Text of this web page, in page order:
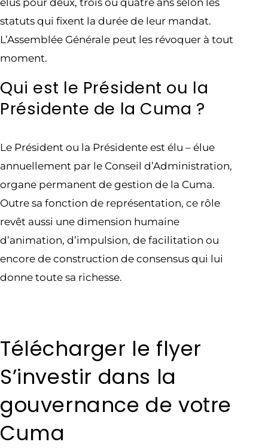
statuts qui fixent la durée de leur mandat.
L’Assemblée Générale peut les révoquer à tout
moment.
Qui est le Président ou la
Présidente de la Cuma ?
Le Président ou la Présidente est élu – élue
annuellement par le Conseil d’Administration,
organe permanent de gestion de la Cuma.
Outre sa fonction de représentation, ce rôle
revêt aussi une dimension humaine
d’animation, d’impulsion, de facilitation ou
encore de construction de consensus qui lui
donne toute sa richesse.
Télécharger le flyer
S’investir dans la
gouvernance de votre
Cuma